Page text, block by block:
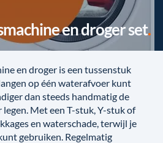
en droger set
en droger is een tussenstuk
op één waterafvoer kunt
dan steeds handmatig de
Met een T-stuk, Y-stuk of
en waterschade, terwijl je
gebruiken. Regelmatig